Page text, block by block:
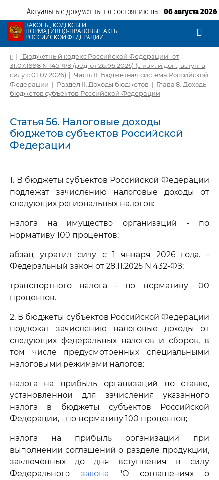
Актуальные документы по состоянию на: 06 августа 2026
ЗАКОНЫ, КОДЕКСЫ И
НОРМАТИВНО-ПРАВОВЫЕ АКТЫ
РОССИЙСКОЙ ФЕДЕРАЦИИ
| "Бюджетный кодекс Российской Федерации" от
31.07.1998 N 145-ФЗ (ред. от 26.06.2026) (с изм. и доп., вступ. в
силу с 01.07.2026) | Часть II. Бюджетная система Российской
Федерации | Раздел II. Доходы бюджетов | Глава 8. Доходы
бюджетов субъектов Российской Федерации
Статья 56. Налоговые доходы
бюджетов субъектов Российской
Федерации
1. В бюджеты субъектов Российской Федерации
подлежат зачислению налоговые доходы от
следующих региональных налогов:
налога на имущество организаций - по
нормативу 100 процентов;
абзац утратил силу с 1 января 2026 года. -
Федеральный закон от 28.11.2025 N 432-ФЗ;
транспортного налога - по нормативу 100
процентов.
2. В бюджеты субъектов Российской Федерации
подлежат зачислению налоговые доходы от
следующих федеральных налогов и сборов, в
том числе предусмотренных специальными
налоговыми режимами налогов:
налога на прибыль организаций по ставке,
установленной для зачисления указанного
налога в бюджеты субъектов Российской
Федерации, - по нормативу 100 процентов;
налога на прибыль организаций при
выполнении соглашений о разделе продукции,
заключенных до дня вступления в силу
Федерального закона "О соглашениях о